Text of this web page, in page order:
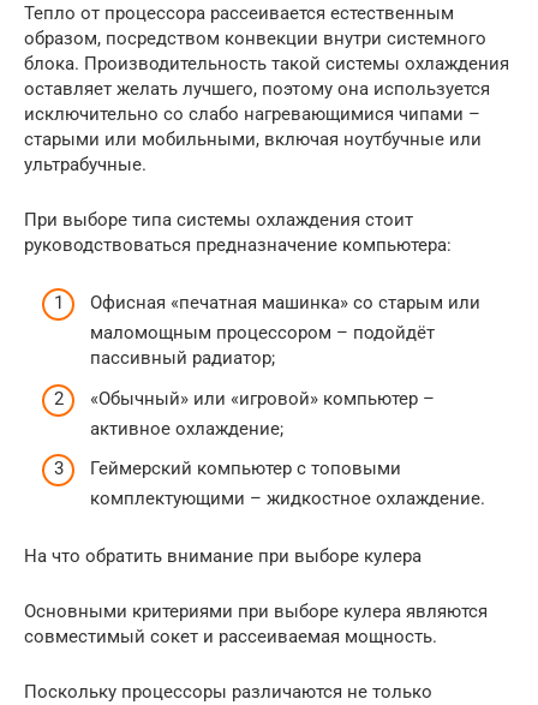
Тепло от процессора рассеивается естественным
образом, посредством конвекции внутри системного
блока. Производительность такой системы охлаждения
оставляет желать лучшего, поэтому она используется
исключительно со слабо нагревающимися чипами –
старыми или мобильными, включая ноутбучные или
ультрабучные.
При выборе типа системы охлаждения стоит
руководствоваться предназначение компьютера:
Офисная «печатная машинка» со старым или
маломощным процессором – подойдёт
пассивный радиатор;
«Обычный» или «игровой» компьютер –
активное охлаждение;
Геймерский компьютер с топовыми
комплектующими – жидкостное охлаждение.
На что обратить внимание при выборе кулера
Основными критериями при выборе кулера являются
совместимый сокет и рассеиваемая мощность.
Поскольку процессоры различаются не только